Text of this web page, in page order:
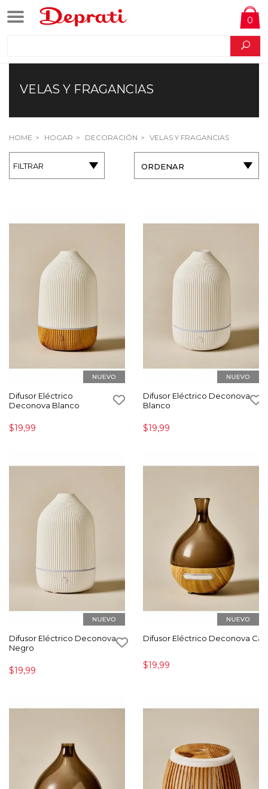
0
VELAS Y FRAGANCIAS
HOME HOGAR DECORACIÓN VELAS Y FRAGANCIAS
FILTRAR ORDENAR
Difusor Eléctrico
Deconova Blanco
$19,99
Difusor Eléctrico Deconova
Blanco
$19,99
Difusor Eléctrico Deconova
Negro
$19,99
Difusor Eléctrico Deconova
$19,99